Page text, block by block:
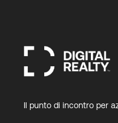
Il punto di incontro per